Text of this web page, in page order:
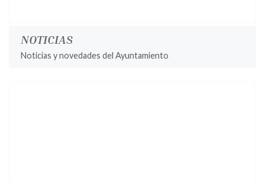
NOTICIAS
Noticias y novedades del Ayuntamiento